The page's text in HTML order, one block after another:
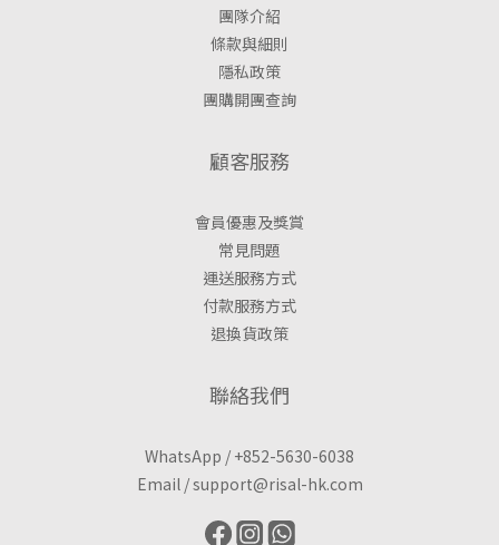
團隊介紹
條款與細則
隱私政策
團購開團查詢
顧客服務
會員優惠及獎賞
常見問題
運送服務方式
付款服務方式
退換貨政策
聯絡我們
WhatsApp / +852-5630-6038
Email /support@risal-hk.com